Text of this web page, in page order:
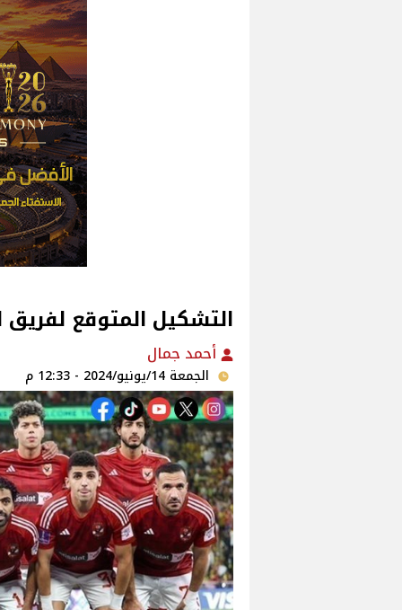
التشكيل المتوقع لفريق
أحمد جمال
الجمعة 14/يونيو/2024 - 12:33 م